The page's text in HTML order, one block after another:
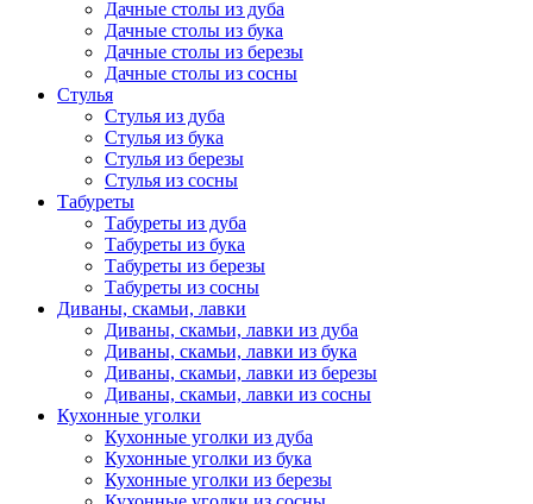
Дачные столы из дуба
Дачные столы из бука
Дачные столы из березы
Дачные столы из сосны
Стулья
Стулья из дуба
Стулья из бука
Стулья из березы
Стулья из сосны
Табуреты
Табуреты из дуба
Табуреты из бука
Табуреты из березы
Табуреты из сосны
Диваны, скамьи, лавки
Диваны, скамьи, лавки из дуба
Диваны, скамьи, лавки из бука
Диваны, скамьи, лавки из березы
Диваны, скамьи, лавки из сосны
Кухонные уголки
Кухонные уголки из дуба
Кухонные уголки из бука
Кухонные уголки из березы